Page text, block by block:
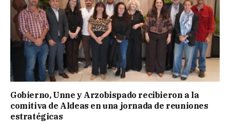
Gobierno, Unne y Arzobispado recibieron a la
comitiva de Aldeas en una jornada de reuniones
estratégicas